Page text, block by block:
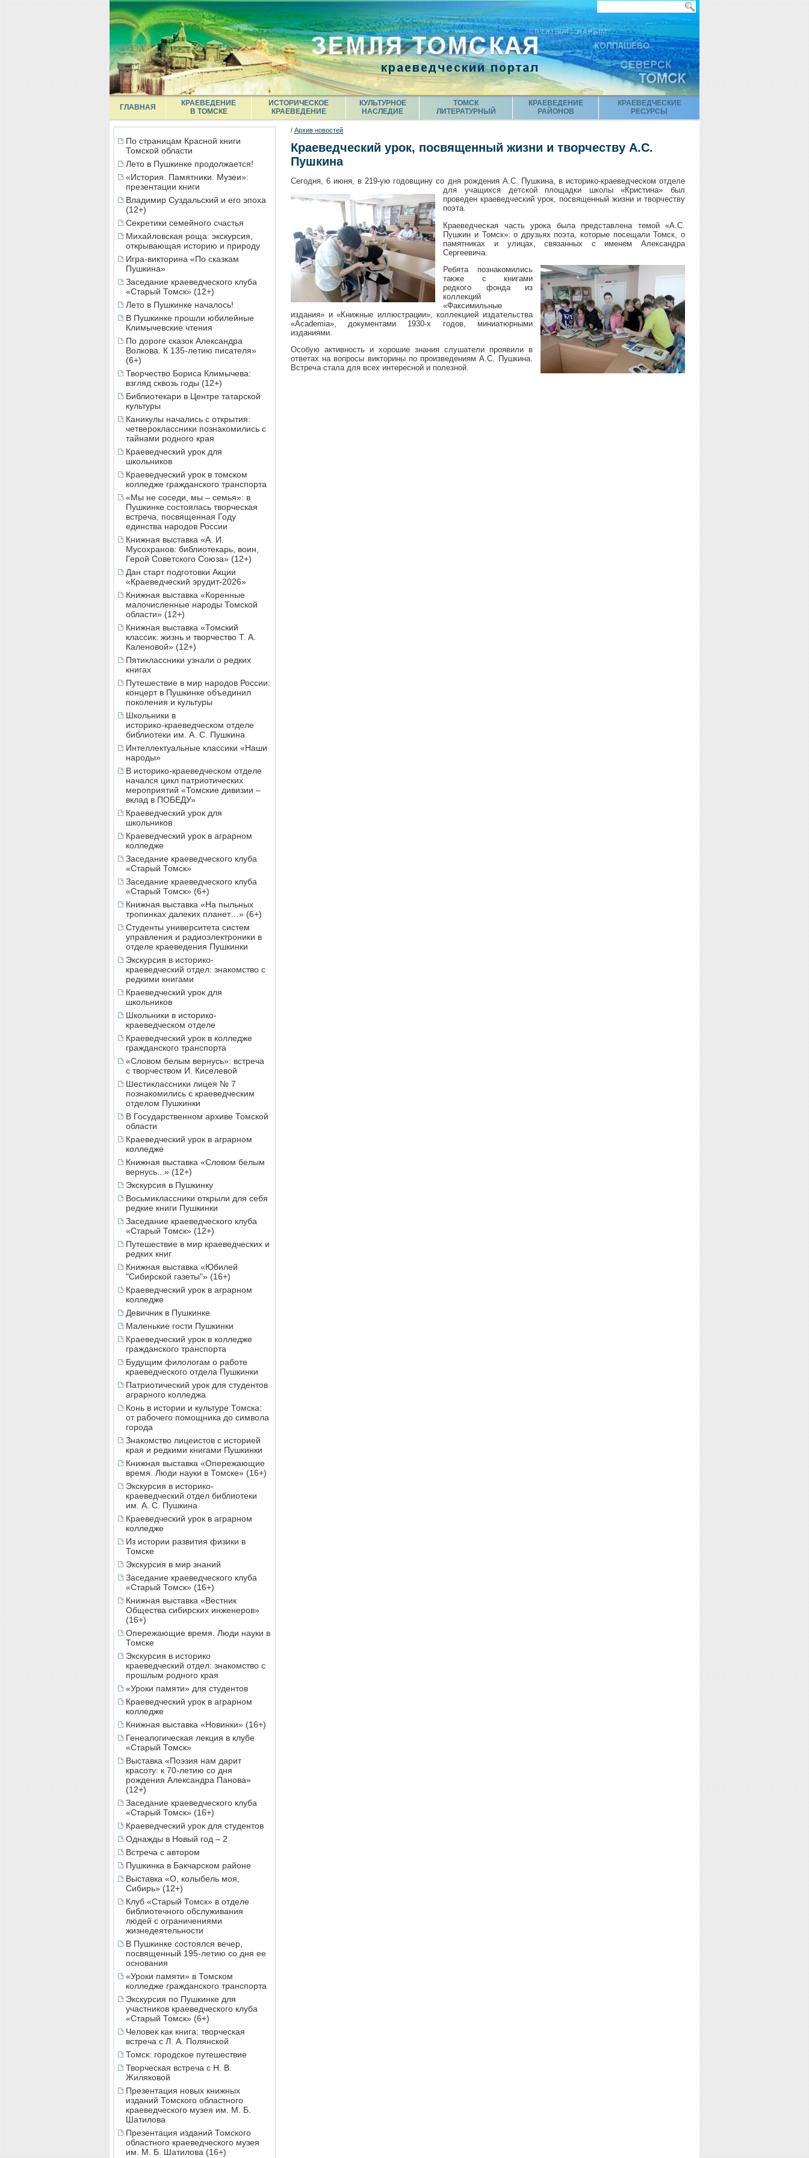
ГЛАВНАЯ
КРАЕВЕДЕНИЕ
В ТОМСКЕ
ИСТОРИЧЕСКОЕ
КРАЕВЕДЕНИЕ
КУЛЬТУРНОЕ
НАСЛЕДИЕ
ТОМСК
ЛИТЕРАТУРНЫЙ
КРАЕВЕДЕНИЕ
РАЙОНОВ
КРАЕВЕДЧЕСКИЕ
РЕСУРСЫ
По страницам Красной книги
Томской области
Лето в Пушкинке продолжается!
«История. Памятники. Музеи»:
презентации книги
Владимир Суздальский и его эпоха
(12+)
Секретики семейного счастья
Михайловская роща: экскурсия,
открывающая историю и природу
Игра-викторина «По сказкам
Пушкина»
Заседание краеведческого клуба
«Старый Томск» (12+)
Лето в Пушкинке началось!
В Пушкинке прошли юбилейные
Климычевские чтения
По дороге сказок Александра
Волкова. К 135-летию писателя»
(6+)
Творчество Бориса Климычева:
взгляд сквозь годы (12+)
Библиотекари в Центре татарской
культуры
Каникулы начались с открытия:
четвероклассники познакомились с
тайнами родного края
Краеведческий урок для
школьников
Краеведческий урок в томском
колледже гражданского транспорта
«Мы не соседи, мы – семья»: в
Пушкинке состоялась творческая
встреча, посвященная Году
единства народов России
Книжная выставка «А. И.
Мусохранов: библиотекарь, воин,
Герой Советского Союза» (12+)
Дан старт подготовки Акции
«Краеведческий эрудит-2026»
Книжная выставка «Коренные
малочисленные народы Томской
области» (12+)
Книжная выставка «Томский
классик: жизнь и творчество Т. А.
Каленовой» (12+)
Пятиклассники узнали о редких
книгах
Путешествие в мир народов России:
концерт в Пушкинке объединил
поколения и культуры
Школьники в
историко‑краеведческом отделе
библиотеки им. А. С. Пушкина
Интеллектуальные классики «Наши
народы»
В историко-краеведческом отделе
начался цикл патриотических
мероприятий «Томские дивизии –
вклад в ПОБЕДУ»
Краеведческий урок для
школьников
Краеведческий урок в аграрном
колледже
Заседание краеведческого клуба
«Старый Томск»
Заседание краеведческого клуба
«Старый Томск» (6+)
Книжная выставка «На пыльных
тропинках далеких планет…» (6+)
Студенты университета систем
управления и радиоэлектроники в
отделе краеведения Пушкинки
Экскурсия в историко-
краеведческий отдел: знакомство с
редкими книгами
Краеведческий урок для
школьников
Школьники в историко-
краеведческом отделе
Краеведческий урок в колледже
гражданского транспорта
«Словом белым вернусь»: встреча
с творчеством И. Киселевой
Шестиклассники лицея № 7
познакомились с краеведческим
отделом Пушкинки
В Государственном архиве Томской
области
Краеведческий урок в аграрном
колледже
Книжная выставка «Словом белым
вернусь...» (12+)
Экскурсия в Пушкинку
Восьмиклассники открыли для себя
редкие книги Пушкинки
Заседание краеведческого клуба
«Старый Томск» (12+)
Путешествие в мир краеведческих и
редких книг
Книжная выставка «Юбилей
"Сибирской газеты"» (16+)
Краеведческий урок в аграрном
колледже
Девичник в Пушкинке
Маленькие гости Пушкинки
Краеведческий урок в колледже
гражданского транспорта
Будущим филологам о работе
краеведческого отдела Пушкинки
Патриотический урок для студентов
аграрного колледжа
Конь в истории и культуре Томска:
от рабочего помощника до символа
города
Знакомство лицеистов с историей
края и редкими книгами Пушкинки
Книжная выставка «Опережающие
время. Люди науки в Томске» (16+)
Экскурсия в историко-
краеведческий отдел библиотеки
им. А. С. Пушкина
Краеведческий урок в аграрном
колледже
Из истории развития физики в
Томске
Экскурсия в мир знаний
Заседание краеведческого клуба
«Старый Томск» (16+)
Книжная выставка «Вестник
Общества сибирских инженеров»
(16+)
Опережающие время. Люди науки в
Томске
Экскурсия в историко
краеведческий отдел: знакомство с
прошлым родного края
«Уроки памяти» для студентов
Краеведческий урок в аграрном
колледже
Книжная выставка «Новинки» (16+)
Генеалогическая лекция в клубе
«Старый Томск»
Выставка «Поэзия нам дарит
красоту: к 70-летию со дня
рождения Александра Панова»
(12+)
Заседание краеведческого клуба
«Старый Томск» (16+)
Краеведческий урок для студентов
Однажды в Новый год – 2
Встреча с автором
Пушкинка в Бакчарском районе
Выставка «О, колыбель моя,
Сибирь» (12+)
Клуб «Старый Томск» в отделе
библиотечного обслуживания
людей с ограничениями
жизнедеятельности
В Пушкинке состоялся вечер,
посвященный 195-летию со дня ее
основания
«Уроки памяти» в Томском
колледже гражданского транспорта
Экскурсия по Пушкинке для
участников краеведческого клуба
«Старый Томск» (6+)
Человек как книга: творческая
встреча с Л. А. Полянской
Томск: городское путешествие
Творческая встреча с Н. В.
Жиляковой
Презентация новых книжных
изданий Томского областного
краеведческого музея им. М. Б.
Шатилова
Презентация изданий Томского
областного краеведческого музея
им. М. Б. Шатилова (16+)
/ Архив новостей
Краеведческий урок, посвященный жизни и творчеству А.С.
Пушкина
Сегодня, 6 июня, в 219-ую годовщину со дня рождения А.С. Пушкина, в историко-краеведческом отделе
для учащихся детской площадки школы «Кристина» был
проведен краеведческий урок, посвященный жизни и творчеству
поэта.
Краеведческая часть урока была представлена темой «А.С.
Пушкин и Томск»: о друзьях поэта, которые посещали Томск, о
памятниках и улицах, связанных с именем Александра
Сергеевича.
Ребята познакомились
также с книгами
редкого фонда из
коллекций
«Факсимильные
издания» и «Книжные иллюстрации», коллекцией издательства
«Academia», документами 1930-х годов, миниатюрными
изданиями.
Особую активность и хорошие знания слушатели проявили в
ответах на вопросы викторины по произведениям А.С. Пушкина.
Встреча стала для всех интересной и полезной.